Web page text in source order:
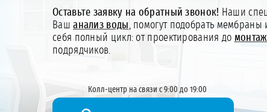
Оставьте заявку на обратный звонок! Наши
Вашанализ воды, помогут подобрать
себя полный цикл: от проектирования до
подрядчиков.
Колл-центр на связи с 9:00 до 19:00